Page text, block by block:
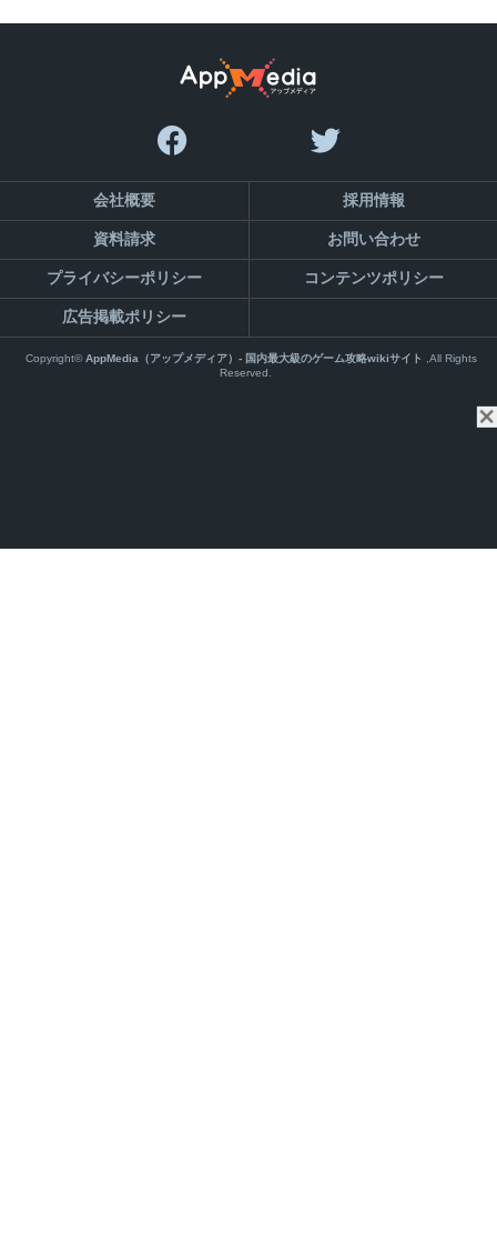
会社概要 採用情報
資料請求 お問い合わせ
プライバシーポリシー コンテンツポリシー
広告掲載ポリシー
Copyright©AppMedia（アップメディア）- 国内最大級のゲーム攻略wikiサイト ,All Rights
Reserved.